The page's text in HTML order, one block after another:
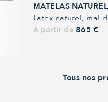
MATELAS
Latex naturel, mal
À partir de 865 €
Tous nos